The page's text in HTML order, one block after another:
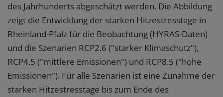
des Jahrhunderts abgeschätzt werden. Die Abbildung
zeigt die Entwicklung der starken Hitzestresstage in
Rheinland-Pfalz für die Beobachtung (HYRAS-Daten)
und die Szenarien RCP2.6 ("starker Klimaschutz"),
RCP4.5 ("mittlere Emissionen") und RCP8.5 ("hohe
Emissionen"). Für alle Szenarien ist eine Zunahme der
starken Hitzestresstage bis zum Ende des